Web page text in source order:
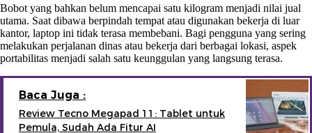
Bobot yang bahkan belum mencapai satu kilogram menjadi nilai jual
utama. Saat dibawa berpindah tempat atau digunakan bekerja di luar
kantor, laptop ini tidak terasa membebani. Bagi pengguna yang sering
melakukan perjalanan dinas atau bekerja dari berbagai lokasi, aspek
portabilitas menjadi salah satu keunggulan yang langsung terasa.
Baca Juga :
Review Tecno Megapad 11: Tablet untuk
Pemula, Sudah Ada Fitur AI